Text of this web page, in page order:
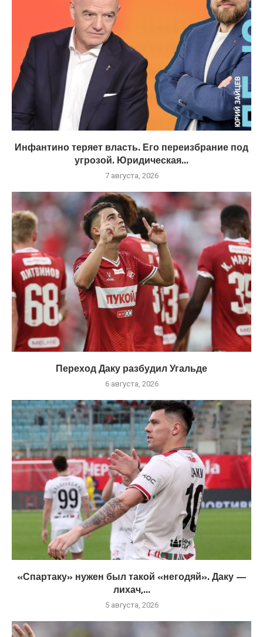
Инфантино теряет власть. Его переизбрание под
угрозой. Юридическая...
7 августа, 2026
Переход Даку разбудил Угальде
6 августа, 2026
«Спартаку» нужен был такой «негодяй». Даку —
лихач,...
5 августа, 2026